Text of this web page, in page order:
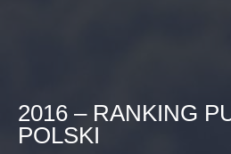
2016 – RANKING
POLSKI